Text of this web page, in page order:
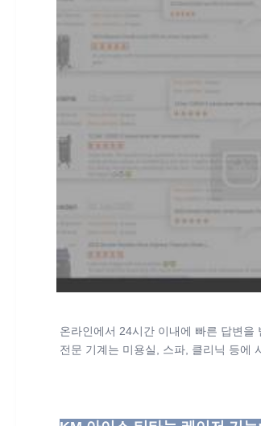
온라인에서 24시간 이내에 빠른 답변을
전문 기계는 미용실, 스파, 클리닉 등에